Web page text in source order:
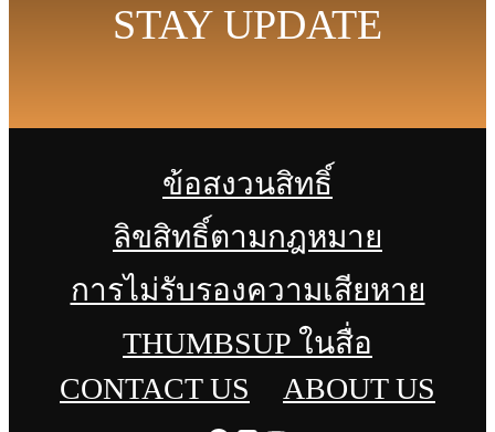
STAY UPDATE
ข้อสงวนสิทธิ์
ลิขสิทธิ์ตามกฎหมาย
การไม่รับรองความเสียหาย
THUMBSUP ในสื่อ
CONTACT US
ABOUT US